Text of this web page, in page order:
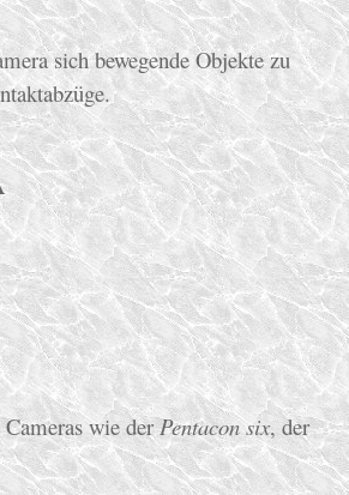
sich bewegende Objekte zu
wie derPentacon six, der